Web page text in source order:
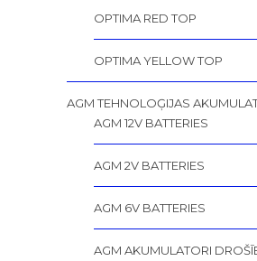
OPTIMA RED TOP
OPTIMA YELLOW TOP
AGM TEHNOLOĢIJAS
AGM 12V BATTERIES
AGM 2V BATTERIES
AGM 6V BATTERIES
AGM AKUMULATORI